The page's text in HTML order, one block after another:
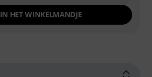
IN HET WINKELMANDJE